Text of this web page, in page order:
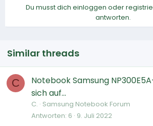
Du musst dich einloggen oder
antworten.
Similar threads
C
Notebook Samsung
sich auf...
C. Samsung Notebook Forum
Antworten 6 9. Juli 2022